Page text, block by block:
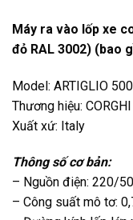
Máy ra vào lốp xe
đỏ RAL 3002) (bao
Model: ARTIGLIO
Thương hiệu:
Xuất xứ: Italy
Thông số cơ bản:
– Nguồn điện: 220/
– Công suất mô tơ: